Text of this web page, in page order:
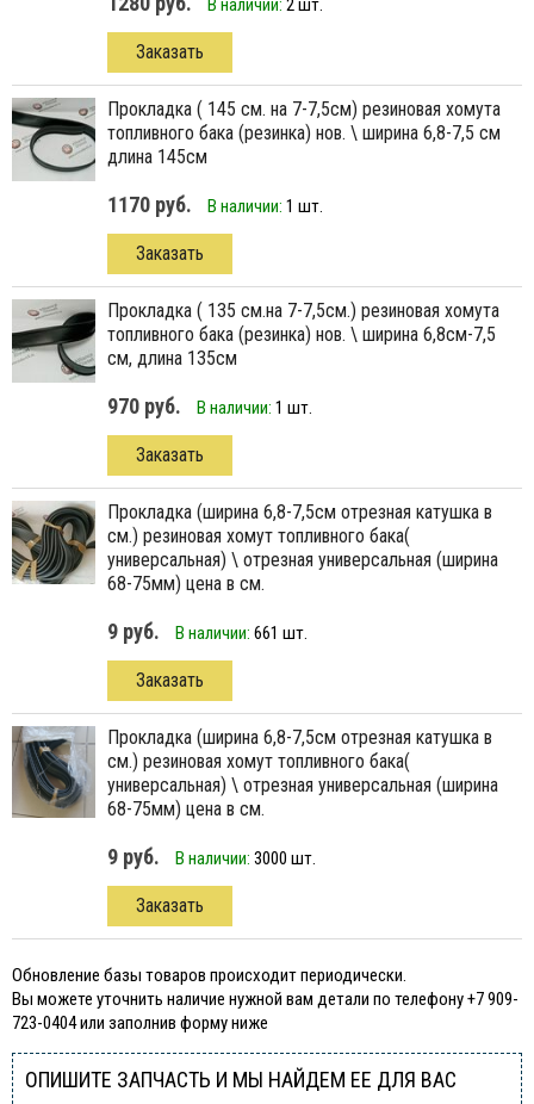
В наличии: 2 шт.
Заказать
прокладка ( 145 см. на 7-7,5см) резиновая хомута
топливного бака (резинка) нов. \ ширина 6,8-7,5 см
длина 145см
1170 руб. В наличии: 1 шт.
Заказать
прокладка ( 135 см.на 7-7,5см.) резиновая хомута
топливного бака (резинка) нов. \ ширина 6,8см-7,5
см, длина 135см
970 руб. В наличии: 1 шт.
Заказать
прокладка (ширина 6,8-7,5см отрезная катушка в
см.) резиновая хомут топливного бака(
универсальная) \ отрезная универсальная (ширина
68-75мм) цена в см.
9 руб. В наличии: 661 шт.
Заказать
прокладка (ширина 6,8-7,5см отрезная катушка в
см.) резиновая хомут топливного бака(
универсальная) \ отрезная универсальная (ширина
68-75мм) цена в см.
9 руб. В наличии: 3000 шт.
Заказать
Обновление базы товаров происходит периодически.
Вы можете уточнить наличие нужной вам детали по телефону +7 909-
723-0404 или заполнив форму ниже
ОПИШИТЕ ЗАПЧАСТЬ И МЫ НАЙДЕМ ЕЕ ДЛЯ ВАС